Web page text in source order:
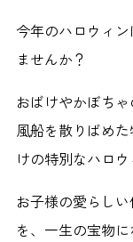
今年のハロウィ
ませんか？
おばけやかぼち
風船を散りばめ
けの特別なハロ
お子様の愛らし
を、一生の宝物